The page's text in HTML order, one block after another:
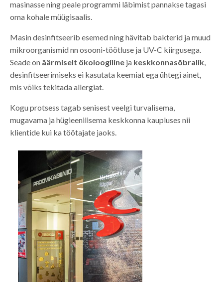
masinasse ning peale programmi läbimist pannakse tagasi
oma kohale müügisaalis.
Masin desinfitseerib esemed ning hävitab bakterid ja muud
mikroorganismid nn osooni-töötluse ja UV-C kiirgusega.
Seade on äärmiselt ökoloogiline ja keskkonnasõbralik,
desinfitseerimiseks ei kasutata keemiat ega ühtegi ainet,
mis võiks tekitada allergiat.
Kogu protsess tagab senisest veelgi turvalisema,
mugavama ja hügieenilisema keskkonna kaupluses nii
klientide kui ka töötajate jaoks.